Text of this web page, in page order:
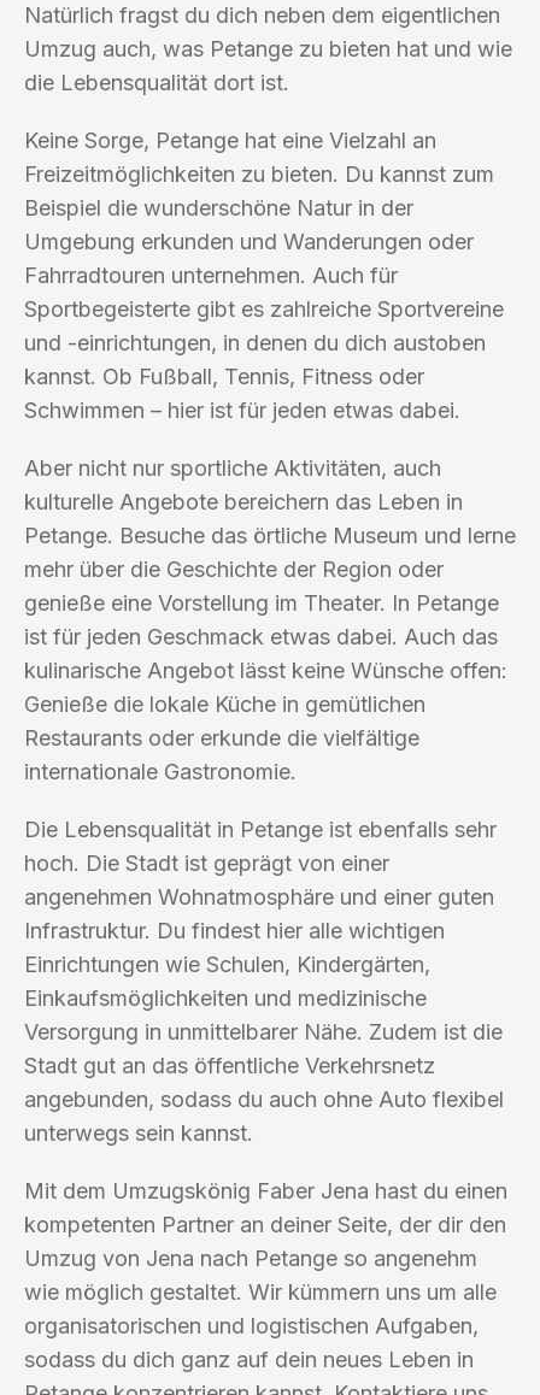
Natürlich fragst du dich neben dem eigentlichen
Umzug auch, was Petange zu bieten hat und wie
die Lebensqualität dort ist.
Keine Sorge, Petange hat eine Vielzahl an
Freizeitmöglichkeiten zu bieten. Du kannst zum
Beispiel die wunderschöne Natur in der
Umgebung erkunden und Wanderungen oder
Fahrradtouren unternehmen. Auch für
Sportbegeisterte gibt es zahlreiche Sportvereine
und -einrichtungen, in denen du dich austoben
kannst. Ob Fußball, Tennis, Fitness oder
Schwimmen – hier ist für jeden etwas dabei.
Aber nicht nur sportliche Aktivitäten, auch
kulturelle Angebote bereichern das Leben in
Petange. Besuche das örtliche Museum und lerne
mehr über die Geschichte der Region oder
genieße eine Vorstellung im Theater. In Petange
ist für jeden Geschmack etwas dabei. Auch das
kulinarische Angebot lässt keine Wünsche offen:
Genieße die lokale Küche in gemütlichen
Restaurants oder erkunde die vielfältige
internationale Gastronomie.
Die Lebensqualität in Petange ist ebenfalls sehr
hoch. Die Stadt ist geprägt von einer
angenehmen Wohnatmosphäre und einer guten
Infrastruktur. Du findest hier alle wichtigen
Einrichtungen wie Schulen, Kindergärten,
Einkaufsmöglichkeiten und medizinische
Versorgung in unmittelbarer Nähe. Zudem ist die
Stadt gut an das öffentliche Verkehrsnetz
angebunden, sodass du auch ohne Auto flexibel
unterwegs sein kannst.
Mit dem Umzugskönig Faber Jena hast du einen
kompetenten Partner an deiner Seite, der dir den
Umzug von Jena nach Petange so angenehm
wie möglich gestaltet. Wir kümmern uns um alle
organisatorischen und logistischen Aufgaben,
sodass du dich ganz auf dein neues Leben in